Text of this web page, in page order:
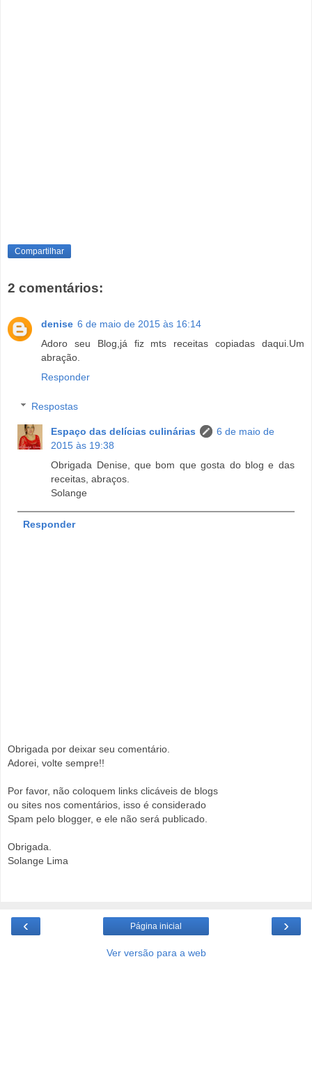
Compartilhar
2 comentários:
denise 6 de maio de 2015 às 16:14
Adoro seu Blog,já fiz mts receitas copiadas daqui.Um
abração.
Responder
Respostas
Espaço das delícias culinárias
6 de maio de
2015 às 19:38
Obrigada Denise, que bom que gosta do blog e das
receitas, abraços.
Solange
Responder
Obrigada por deixar seu comentário.
Adorei, volte sempre!!
Por favor, não coloquem links clicáveis de blogs
ou sites nos comentários, isso é considerado
Spam pelo blogger, e ele não será publicado.
Obrigada.
Solange Lima
‹ ›
Página inicial
Ver versão para a web